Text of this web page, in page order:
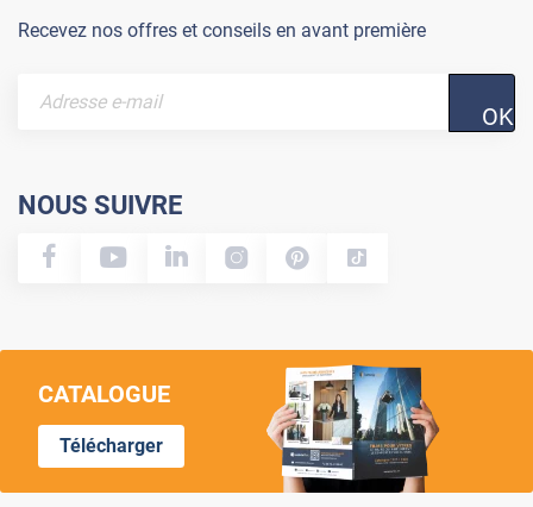
Recevez nos offres et conseils en avant première
OK
NOUS SUIVRE
CATALOGUE
Télécharger